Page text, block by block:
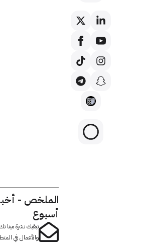
الملخص -
أسبوع
تبقيك نشرة مينا
والأعمال في